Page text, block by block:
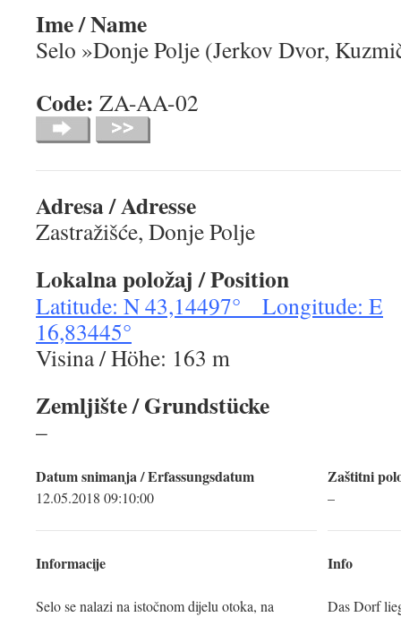
Ime / Name
Selo »Donje Polje (Jerkov Dvor,
Code: ZA-AA-
Adresa / Adresse
Zastražišće, Donje Polje
Lokalna položaj / Position
Latitude: N 43,14497° Longitude: E
16,83445°
Visina / Höhe: 163 m
Zemljište / Grundstücke
–
Datum snimanja / Erfassungsdatum
12.05.2018 09:10:00
Informacije
Selo se nalazi na istočnom dijelu otoka, na
Zaštitni
–
Info
Das Dorf